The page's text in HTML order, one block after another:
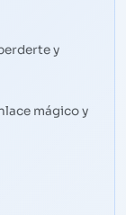
y
mágico y